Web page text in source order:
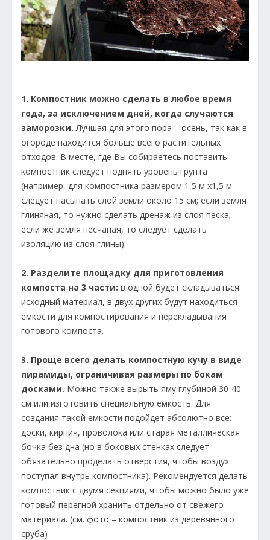
1. Компостник можно сделать в любое время
года, за исключением дней, когда случаются
заморозки. Лучшая для этого пора – осень, так как в
огороде находится больше всего растительных
отходов. В месте, где Вы собираетесь поставить
компостник следует поднять уровень грунта
(например, для компостника размером 1,5 м х1,5 м
следует насыпать слой земли около 15 см; если земля
глиняная, то нужно сделать дренаж из слоя песка;
если же земля песчаная, то следует сделать
изоляцию из слоя глины).
2. Разделите площадку для приготовления
компоста на 3 части: в одной будет складываться
исходный материал, в двух других будут находиться
емкости для компостирования и перекладывания
готового компоста.
3. Проще всего делать компостную кучу в виде
пирамиды, ограничивая размеры по бокам
досками. Можно также вырыть яму глубиной 30-40
см или изготовить специальную емкость. Для
создания такой емкости подойдет абсолютно все:
доски, кирпич, проволока или старая металлическая
бочка без дна (но в боковых стенках следует
обязательно проделать отверстия, чтобы воздух
поступал внутрь компостника). Рекомендуется делать
компостник с двумя секциями, чтобы можно было уже
готовый перегной хранить отдельно от свежего
материала. (см. фото – компостник из деревянного
сруба)